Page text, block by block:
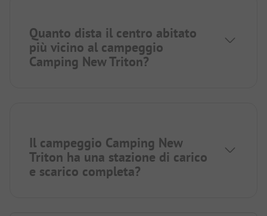
Quanto dista il centro abitato
più vicino al campeggio
Camping New Triton?
Il campeggio Camping New
Triton ha una stazione di carico
e scarico completa?